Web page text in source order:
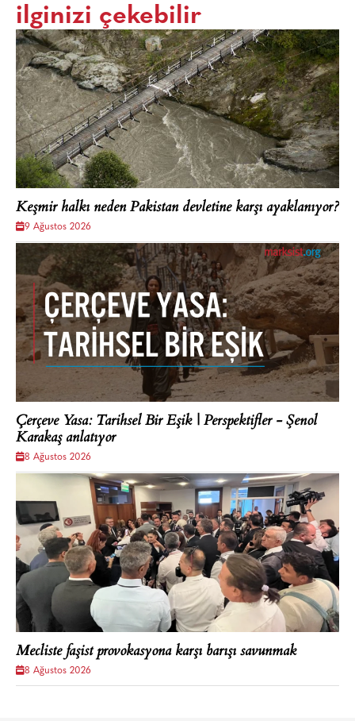
ilginizi çekebilir
Keşmir halkı neden Pakistan devletine karşı ayaklanıyor?
9 Ağustos 2026
Çerçeve Yasa: Tarihsel Bir Eşik | Perspektifler - Şenol
Karakaş anlatıyor
8 Ağustos 2026
Mecliste faşist provokasyona karşı barışı savunmak
8 Ağustos 2026